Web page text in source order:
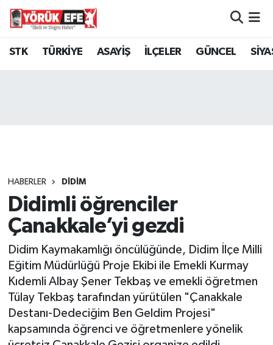
STK TÜRKİYE ASAYİŞ İLÇELER GÜNCEL
HABERLER DİDİM
Didimli öğrenciler
Çanakkale’yi gezdi
Didim Kaymakamlığı öncülüğünde, Didim İlçe Milli
Eğitim Müdürlüğü Proje Ekibi ile Emekli Kurmay
Kıdemli Albay Şener Tekbaş ve emekli öğretmen
Tülay Tekbaş tarafından yürütülen "Çanakkale
Destanı-Dedeciğim Ben Geldim Projesi"
kapsamında öğrenci ve öğretmenlere yönelik
Aydın Nöbetçi Eczaneler
Tüm Manşetler
Son Dakika Haberleri
Haber Arşivi